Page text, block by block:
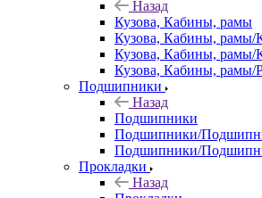
Назад
Кузова, Кабины, рамы
Кузова, Кабины, рамы/
Кузова, Кабины, рамы/
Кузова, Кабины, рамы/
Подшипники
Назад
Подшипники
Подшипники/
Подшипники/
Прокладки
Назад